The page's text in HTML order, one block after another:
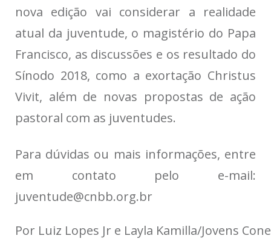
nova edição vai considerar a realidade
atual da juventude, o magistério do Papa
Francisco, as discussões e os resultado do
Sínodo 2018, como a exortação Christus
Vivit, além de novas propostas de ação
pastoral com as juventudes.
Para dúvidas ou mais informações, entre
em contato pelo e-mail:
juventude@cnbb.org.br
Por Luiz Lopes Jr e Layla Kamilla/Jovens